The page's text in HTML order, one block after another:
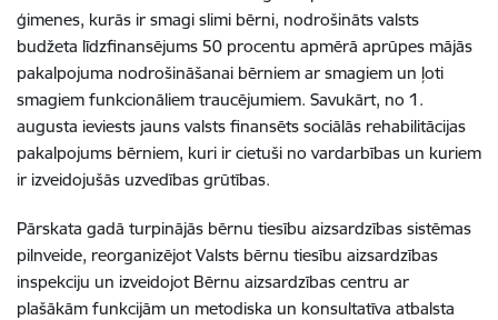
ģimenes, kurās ir smagi slimi bērni, nodrošināts valsts
budžeta līdzfinansējums 50 procentu apmērā aprūpes mājās
pakalpojuma nodrošināšanai bērniem ar smagiem un ļoti
smagiem funkcionāliem traucējumiem. Savukārt, no 1.
augusta ieviests jauns valsts finansēts sociālās rehabilitācijas
pakalpojums bērniem, kuri ir cietuši no vardarbības un kuriem
ir izveidojušās uzvedības grūtības.
Pārskata gadā turpinājās bērnu tiesību aizsardzības sistēmas
pilnveide, reorganizējot Valsts bērnu tiesību aizsardzības
inspekciju un izveidojot Bērnu aizsardzības centru ar
plašākām funkcijām un metodiska un konsultatīva atbalsta